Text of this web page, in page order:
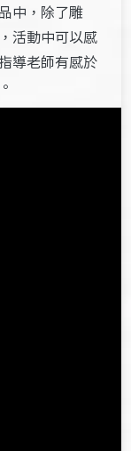
中，除了雕
活動中可以感
導老師有感於